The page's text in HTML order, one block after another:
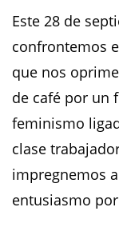
Este 28 de
confrontemos
que nos
de café por un
feminismo
clase
impregnemos
entusiasmo